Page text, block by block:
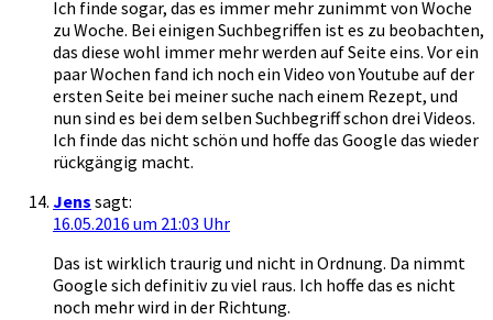
Ich finde sogar, das es immer mehr zunimmt von Woche
zu Woche. Bei einigen Suchbegriffen ist es zu beobachten,
das diese wohl immer mehr werden auf Seite eins. Vor ein
paar Wochen fand ich noch ein Video von Youtube auf der
ersten Seite bei meiner suche nach einem Rezept, und
nun sind es bei dem selben Suchbegriff schon drei Videos.
Ich finde das nicht schön und hoffe das Google das wieder
rückgängig macht.
Jens sagt:
16.05.2016 um 21:03 Uhr
Das ist wirklich traurig und nicht in Ordnung. Da nimmt
Google sich definitiv zu viel raus. Ich hoffe das es nicht
noch mehr wird in der Richtung.